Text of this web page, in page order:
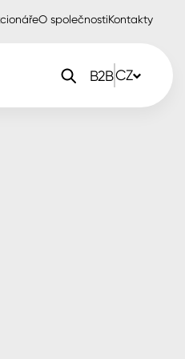
O společnostiKontakty
B2BCZ